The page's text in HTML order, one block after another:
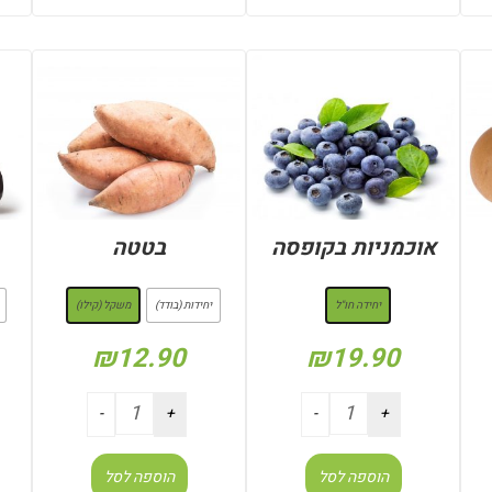
אוכמניות בקופסה
יחידה חו"ל
₪19.90
הוספה לסל
בטטה
יחידות (בודד) משקל (קילו)
₪12.90
הוספה לסל